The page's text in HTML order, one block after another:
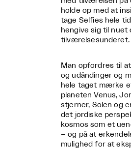
holde op med at
tage Selfies hele
hengive sig til nuet
tilværelsesunderet.
Man opfordres til
og udåndinger og
hele taget mærke
planeten Venus,
stjerner, Solen og
det jordiske
kosmos som et
– og på at
mulighed for at